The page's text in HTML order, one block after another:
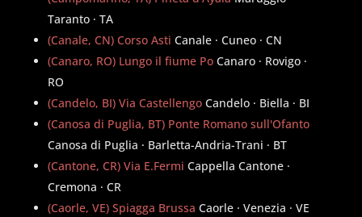
Taranto · TA
(Canale, CN) Corso Asti Canale · Cuneo · CN
(Canaro, RO) Lungo il fiume Po Canaro · Rovigo ·
RO
(Candelo, BI) Via Castellengo Candelo · Biella · BI
(Canosa di Puglia, BT) Ponte Romano sull'Ofanto
Canosa di Puglia · Barletta-Andria-Trani · BT
(Cantone, CR) Via E.Fermi Cappella Cantone ·
Cremona · CR
(Caorle, VE) Spiagga Brussa Caorle · Venezia · VE